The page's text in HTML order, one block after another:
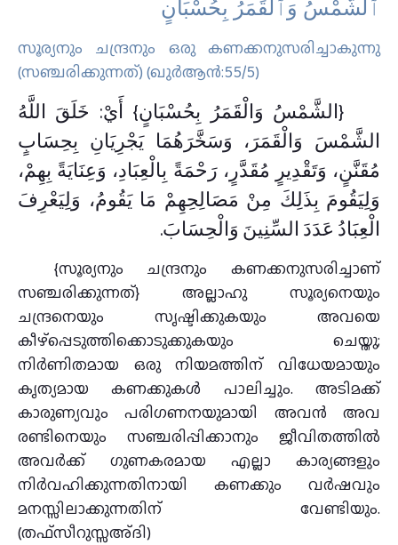
ٱلشَّمْسُ وَٱلْقَمَرُ بِحُسْبَانٍ
സൂര്യനും ചന്ദ്രനും ഒരു കണക്കനുസരിച്ചാകുന്നു
(സഞ്ചരിക്കുന്നത്‌) (ഖുര്‍ആന്‍:55/5)
{الشَّمْسُ وَالْقَمَرُ بِحُسْبَانٍ} أَيْ: خَلَقَ اللَّهُ
الشَّمْسَ وَالْقَمَرَ، وَسَخَّرَهُمَا يَجْرِيَانِ بِحِسَابٍ
مُقَنَّنٍ، وَتَقْدِيرٍ مُقَدَّرٍ، رَحْمَةً بِالْعِبَادِ، وَعِنَايَةً بِهِمْ،
وَلِيَقُومَ بِذَلِكَ مِنْ مَصَالِحِهِمْ مَا يَقُومُ، وَلِيَعْرِفَ
الْعِبَادُ عَدَدَ السِّنِينَ وَالْحِسَابَ.
{സൂര്യനും ചന്ദ്രനും കണക്കനുസരിച്ചാണ്
സഞ്ചരിക്കുന്നത്} അല്ലാഹു സൂര്യനെയും
ചന്ദ്രനെയും സൃഷ്ടിക്കുകയും അവയെ
കീഴ്പ്പെടുത്തിക്കൊടുക്കുകയും ചെയ്തു;
നിര്‍ണിതമായ ഒരു നിയമത്തിന് വിധേയമായും
കൃത്യമായ കണക്കുകള്‍ പാലിച്ചും. അടിമക്ക്
കാരുണ്യവും പരിഗണനയുമായി അവന്‍ അവ
രണ്ടിനെയും സഞ്ചരിപ്പിക്കാനും ജീവിതത്തില്‍
അവര്‍ക്ക് ഗുണകരമായ എല്ലാ കാര്യങ്ങളും
നിര്‍വഹിക്കുന്നതിനായി കണക്കും വര്‍ഷവും
മനസ്സിലാക്കുന്നതിന് വേണ്ടിയും.
(തഫ്സീറുസ്സഅ്ദി)